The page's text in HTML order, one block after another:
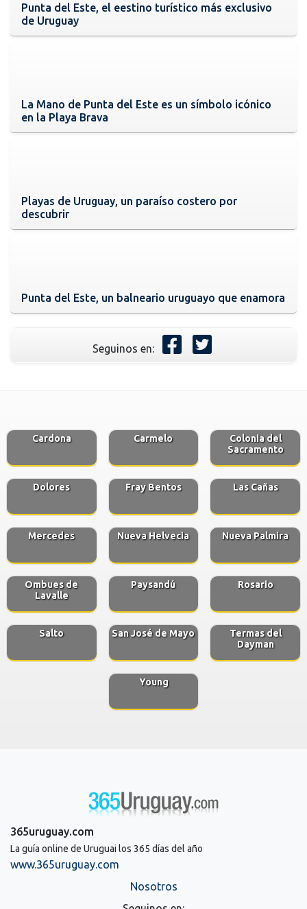
Punta del Este, el eestino turístico más exclusivo
de Uruguay
La Mano de Punta del Este es un símbolo icónico
en la Playa Brava
Playas de Uruguay, un paraíso costero por
descubrir
Punta del Este, un balneario uruguayo que enamora
Seguinos en:
Cardona Carmelo
Colonia del
Sacramento
Dolores Fray Bentos Las Cañas
Mercedes Nueva Helvecia Nueva Palmira
Ombues de
Lavalle
Paysandú Rosario
Salto San José de Mayo
Termas del
Dayman
Young
365uruguay.com
La guía online de Uruguai los 365 días del año
www.365uruguay.com
Nosotros